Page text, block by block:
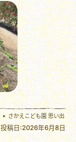
さかえこども園 思い出
投稿日:2026年6月8日